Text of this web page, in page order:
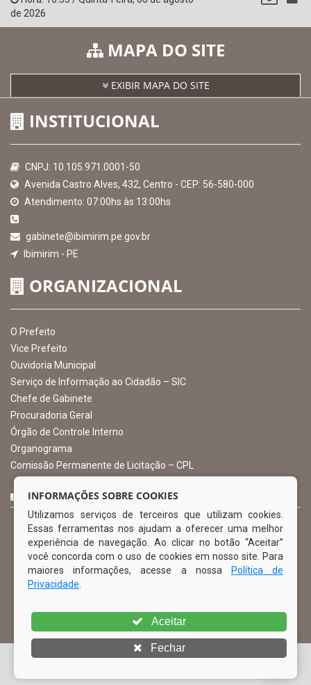
Consultar Convênios
Hora:
de 2026
MAPA DO SITE
INSTITUCIONAL
Atendimento: 07:00hs às 13:00hs
gabinete@ibimirim.pe.gov.br
Ibimirim - PE
ORGANIZACIONAL
O Prefeito
Vice Prefeito
Ouvidoria Municipal
Serviço de Informação ao Cidadão – SIC
Chefe de Gabinete
Procuradoria Geral
Órgão de Controle Interno
Organograma
CURTA NOSSA FAN PAGE
INFORMAÇÕES SOBRE COOKIES
Utilizamos serviços de terceiros que utilizam cookies.
Essas ferramentas nos ajudam a oferecer uma melhor
experiência de navegação. Ao clicar no botão “Aceitar”
você concorda com o uso de cookies em nosso site. Para
maiores informações, acesse a nossa
Política de
Privacidade
Aceitar
Fechar